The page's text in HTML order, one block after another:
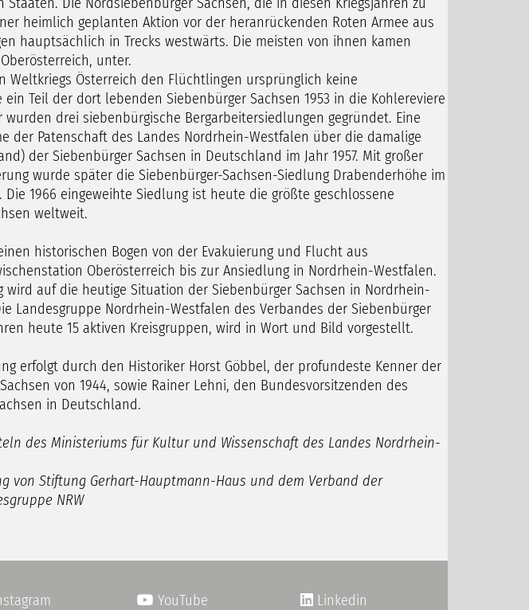
heimlich geplanten Aktion vor der heranrückenden Roten Armee aus
hauptsächlich in Trecks westwärts. Die meisten von ihnen kamen
unter.
Weltkriegs Österreich den Flüchtlingen ursprünglich keine
Teil der dort lebenden Siebenbürger Sachsen 1953 in die Kohlereviere
drei siebenbürgische Bergarbeitersiedlungen gegründet. Eine
der Patenschaft des Landes Nordrhein-Westfalen über die damalige
der Siebenbürger Sachsen in Deutschland im Jahr 1957. Mit großer
wurde später die Siebenbürger-Sachsen-Siedlung Drabenderhöhe im
1966 eingeweihte Siedlung ist heute die größte geschlossene
weltweit.
historischen Bogen von der Evakuierung und Flucht aus
Oberösterreich bis zur Ansiedlung in Nordrhein-Westfalen.
wird auf die heutige Situation der Siebenbürger Sachsen in Nordrhein-
Landesgruppe Nordrhein-Westfalen des Verbandes der Siebenbürger
heute 15 aktiven Kreisgruppen, wird in Wort und Bild vorgestellt.
erfolgt durch den Historiker Horst Göbbel, der profundeste Kenner der
von 1944, sowie Rainer Lehni, den Bundesvorsitzenden des
in Deutschland.
des Ministeriums für Kultur und Wissenschaft des Landes Nordrhein-
von Stiftung Gerhart-Hauptmann-Haus und dem Verband der
NRW
YouTube Linkedin